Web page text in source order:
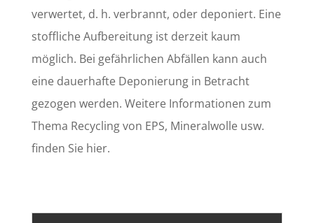
verwertet, d. h. verbrannt, oder deponiert. Eine
stoffliche Aufbereitung ist derzeit kaum
möglich. Bei gefährlichen Abfällen kann auch
eine dauerhafte Deponierung in Betracht
gezogen werden. Weitere Informationen zum
Thema Recycling von EPS, Mineralwolle usw.
finden Sie hier.